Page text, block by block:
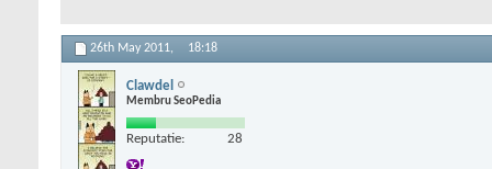
26th May 2011, 18:18
Clawdel
Membru SeoPedia
Reputatie: 28